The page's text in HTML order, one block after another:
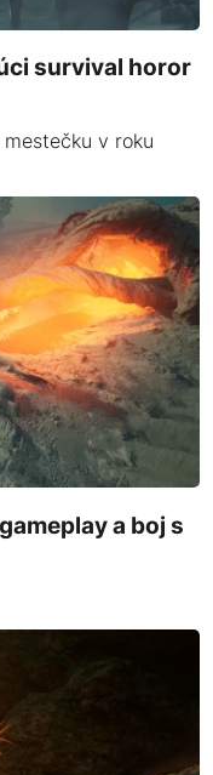
survival horor
v roku
a boj s